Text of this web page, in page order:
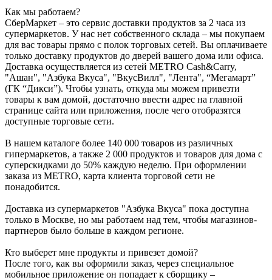
Как мы работаем?
СберМаркет – это cервис доставки продуктов за 2 часа из
супермаркетов. У нас нет собственного склада – мы покупаем
для вас товары прямо с полок торговых сетей. Вы оплачиваете
только доставку продуктов до дверей вашего дома или офиса.
Доставка осуществляется из сетей METRO Cash&Carry,
"Ашан", "Азбука Вкуса", "ВкусВилл", "Лента", “Мегамарт”
(ГК “Дикси”). Чтобы узнать, откуда мы можем привезти
товары к вам домой, достаточно ввести адрес на главной
странице сайта или приложения, после чего отобразятся
доступные торговые сети.
В нашем каталоге более 140 000 товаров из различных
гипермаркетов, а также 2 000 продуктов и товаров для дома с
суперскидками до 50% каждую неделю. При оформлении
заказа из METRO, карта клиента торговой сети не
понадобится.
Доставка из супермаркетов "Азбука Вкуса" пока доступна
только в Москве, но мы работаем над тем, чтобы магазинов-
партнеров было больше в каждом регионе.
Кто выберет мне продукты и привезет домой?
После того, как вы оформили заказ, через специальное
мобильное приложение он попадает к сборщику –